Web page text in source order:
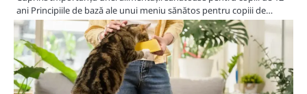
ani Principiile de bază ale unui meniu sănătos pentru copiii de…